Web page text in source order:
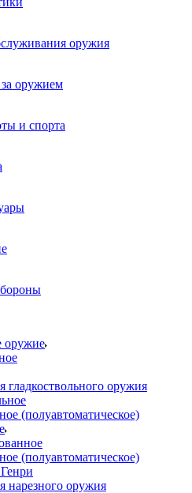
оружия
за оружием
и спорта
оружие
гладкоствольного оружия
(полуавтоматическое)
(полуавтоматическое)
нарезного оружия